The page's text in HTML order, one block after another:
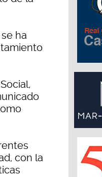
ha
con la